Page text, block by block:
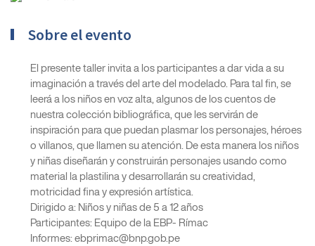
Sobre el evento
El presente taller invita a los participantes a dar vida a su
imaginación a través del arte del modelado. Para tal fin, se
leerá a los niños en voz alta, algunos de los cuentos de
nuestra colección bibliográfica, que les servirán de
inspiración para que puedan plasmar los personajes, héroes
o villanos, que llamen su atención. De esta manera los niños
y niñas diseñarán y construirán personajes usando como
material la plastilina y desarrollarán su creatividad,
motricidad fina y expresión artística.
Dirigido a: Niños y niñas de 5 a 12 años
Participantes: Equipo de la EBP- Rímac
Informes: ebprimac@bnp.gob.pe